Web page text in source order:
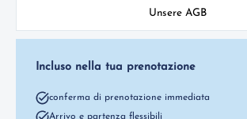
Unsere AGB
Incluso nella tua prenotazione
conferma di prenotazione immediata
Arrivo e partenza flessibili